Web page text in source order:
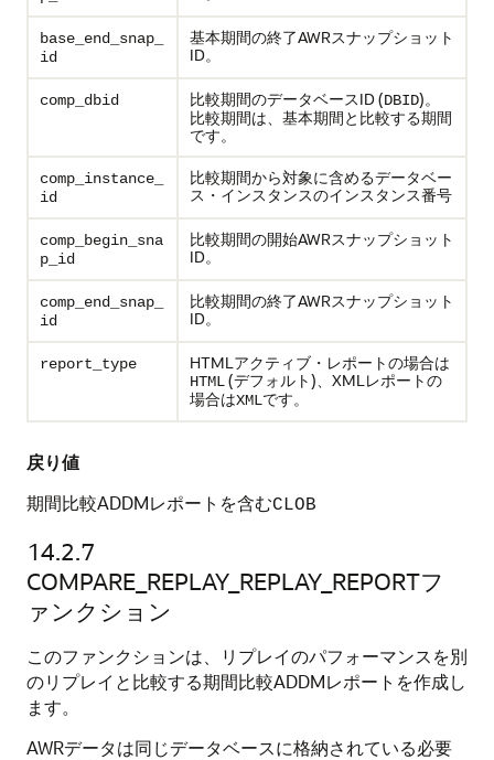
base_end_snap_
id
基本期間の終了AWRスナップショット
ID。
comp_dbid 比較期間のデータベースID (DBID)。
比較期間は、基本期間と比較する期間
です。
comp_instance_
id
比較期間から対象に含めるデータベー
ス・インスタンスのインスタンス番号
comp_begin_sna
p_id
比較期間の開始AWRスナップショット
ID。
comp_end_snap_
id
比較期間の終了AWRスナップショット
ID。
report_type HTMLアクティブ・レポートの場合は
HTML(デフォルト)、XMLレポートの
場合はXMLです。
戻り値
期間比較ADDMレポートを含むCLOB
14.2.7
COMPARE_REPLAY_REPLAY_REPORTフ
ァンクション
このファンクションは、リプレイのパフォーマンスを別
のリプレイと比較する期間比較ADDMレポートを作成し
ます。
AWRデータは同じデータベースに格納されている必要